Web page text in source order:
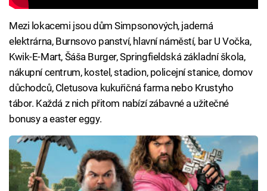
Mezi lokacemi jsou dům Simpsonových, jaderná
elektrárna, Burnsovo panství, hlavní náměstí, bar U Vočka,
Kwik-E-Mart, Šáša Burger, Springfieldská základní škola,
nákupní centrum, kostel, stadion, policejní stanice, domov
důchodců, Cletusova kukuřičná farma nebo Krustyho
tábor. Každá z nich přitom nabízí zábavné a užitečné
bonusy a easter eggy.